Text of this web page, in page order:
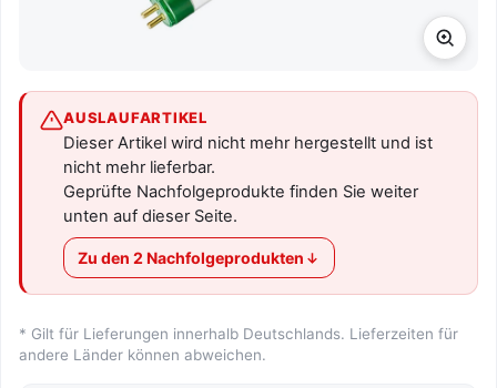
AUSLAUFARTIKEL
Dieser Artikel wird nicht mehr hergestellt und ist
nicht mehr lieferbar.
Geprüfte Nachfolgeprodukte finden Sie weiter
unten auf dieser Seite.
Zu den 2 Nachfolgeprodukten
* Gilt für Lieferungen innerhalb Deutschlands. Lieferzeiten für
andere Länder können abweichen.